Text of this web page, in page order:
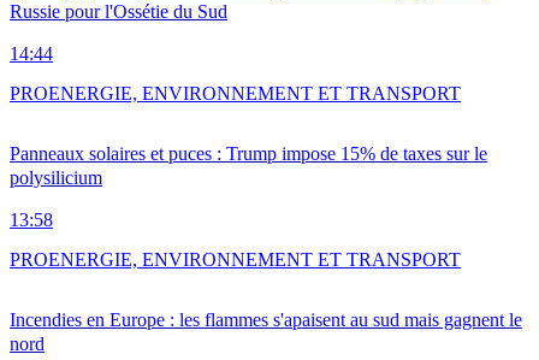
Russie pour l'Ossétie du Sud
14:44
Panneaux solaires et puces : Trump impose 15% de taxes sur le
polysilicium
13:58
PROENERGIE, ENVIRONNEMENT ET TRANSPORT
Incendies en Europe : les flammes s'apaisent au sud mais gagnent le
nord
PROENERGIE, ENVIRONNEMENT ET TRANSPORT